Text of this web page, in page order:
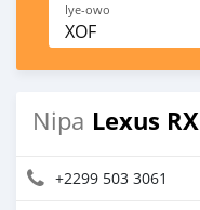
Iye-owo
XOF
Nipa Lexus RX
+2299 503 3061